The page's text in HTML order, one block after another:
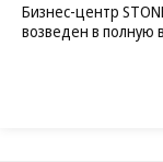
Бизнес-центр
возведен в полную